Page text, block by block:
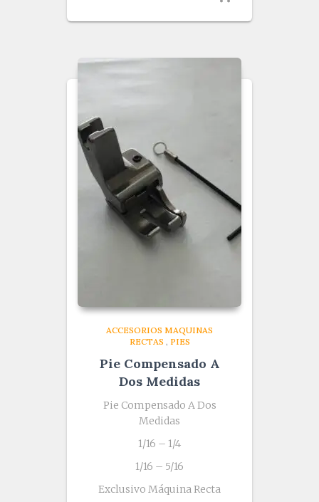
ACCESORIOS MAQUINAS
RECTAS
PIES
Pie Compensado A
Dos Medidas
Pie Compensado A Dos
Medidas
1/16 – 1/4
1/16 – 5/16
Exclusivo Máquina Recta